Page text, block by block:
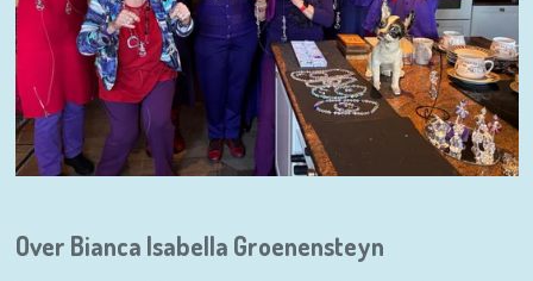
Over Bianca Isabella Groenensteyn